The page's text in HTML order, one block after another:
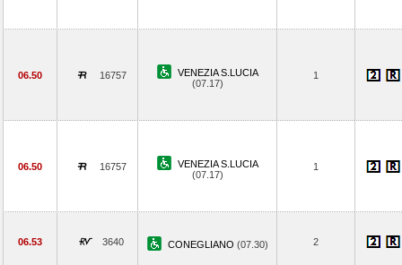
06.50 16757
VENEZIA S.LUCIA
(07.17)
1
06.50 16757
VENEZIA S.LUCIA
(07.17)
1
06.53 3640 CONEGLIANO (07.30) 2